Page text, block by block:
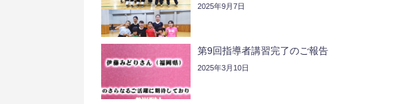
2025年9月7日
第9回指導者講習完了のご報告
2025年3月10日